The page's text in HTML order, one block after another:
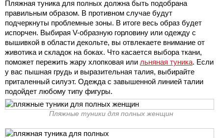
Пляжная туника для полных должна быть подобрана
правильным образом. В противном случае будут
подчеркнуты проблемные зоны. В итоге весь образ будет
испорчен. Выбирая V-образную горловину или одежду с
вышивкой в области декольте, вы отвлекаете внимание от
животика и складок на боках. Что касается выбора ткани,
поможет пережить жару хлопковая или льняная туника. Если
у вас пышная грудь и выразительная талия, выбирайте
приталенный силуэт. Одежда с завышенной линией талии
подойдет любому типу фигуры.
Пляжные туники для полных женщин